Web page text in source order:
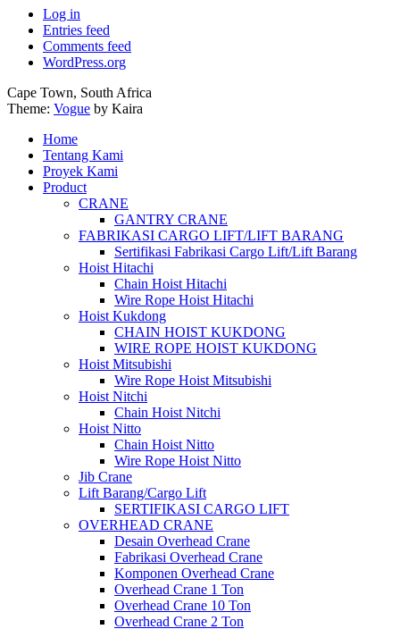
Log in
Entries feed
Comments feed
WordPress.org
Cape Town, South Africa
Theme: Vogue by Kaira
Home
Tentang Kami
Proyek Kami
Product
CRANE
GANTRY CRANE
FABRIKASI CARGO LIFT/LIFT BARANG
Sertifikasi Fabrikasi Cargo Lift/Lift Barang
Hoist Hitachi
Chain Hoist Hitachi
Wire Rope Hoist Hitachi
Hoist Kukdong
CHAIN HOIST KUKDONG
WIRE ROPE HOIST KUKDONG
Hoist Mitsubishi
Wire Rope Hoist Mitsubishi
Hoist Nitchi
Chain Hoist Nitchi
Hoist Nitto
Chain Hoist Nitto
Wire Rope Hoist Nitto
Jib Crane
Lift Barang/Cargo Lift
SERTIFIKASI CARGO LIFT
OVERHEAD CRANE
Desain Overhead Crane
Fabrikasi Overhead Crane
Komponen Overhead Crane
Overhead Crane 1 Ton
Overhead Crane 10 Ton
Overhead Crane 2 Ton